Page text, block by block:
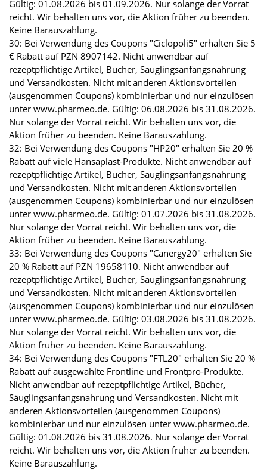
Gültig: 01.08.2026 bis 01.09.2026. Nur solange der Vorrat
reicht. Wir behalten uns vor, die Aktion früher zu beenden.
Keine Barauszahlung.
30: Bei Verwendung des Coupons "Ciclopoli5" erhalten Sie 5
€ Rabatt auf PZN 8907142. Nicht anwendbar auf
rezeptpflichtige Artikel, Bücher, Säuglingsanfangsnahrung
und Versandkosten. Nicht mit anderen Aktionsvorteilen
(ausgenommen Coupons) kombinierbar und nur einzulösen
unter www.pharmeo.de. Gültig: 06.08.2026 bis 31.08.2026.
Nur solange der Vorrat reicht. Wir behalten uns vor, die
Aktion früher zu beenden. Keine Barauszahlung.
32: Bei Verwendung des Coupons "HP20" erhalten Sie 20 %
Rabatt auf viele Hansaplast-Produkte. Nicht anwendbar auf
rezeptpflichtige Artikel, Bücher, Säuglingsanfangsnahrung
und Versandkosten. Nicht mit anderen Aktionsvorteilen
(ausgenommen Coupons) kombinierbar und nur einzulösen
unter www.pharmeo.de. Gültig: 01.07.2026 bis 31.08.2026.
Nur solange der Vorrat reicht. Wir behalten uns vor, die
Aktion früher zu beenden. Keine Barauszahlung.
33: Bei Verwendung des Coupons "Canergy20" erhalten Sie
20 % Rabatt auf PZN 19658110. Nicht anwendbar auf
rezeptpflichtige Artikel, Bücher, Säuglingsanfangsnahrung
und Versandkosten. Nicht mit anderen Aktionsvorteilen
(ausgenommen Coupons) kombinierbar und nur einzulösen
unter www.pharmeo.de. Gültig: 03.08.2026 bis 31.08.2026.
Nur solange der Vorrat reicht. Wir behalten uns vor, die
Aktion früher zu beenden. Keine Barauszahlung.
34: Bei Verwendung des Coupons "FTL20" erhalten Sie 20 %
Rabatt auf ausgewählte Frontline und Frontpro-Produkte.
Nicht anwendbar auf rezeptpflichtige Artikel, Bücher,
Säuglingsanfangsnahrung und Versandkosten. Nicht mit
anderen Aktionsvorteilen (ausgenommen Coupons)
kombinierbar und nur einzulösen unter www.pharmeo.de.
Gültig: 01.08.2026 bis 31.08.2026. Nur solange der Vorrat
reicht. Wir behalten uns vor, die Aktion früher zu beenden.
Keine Barauszahlung.